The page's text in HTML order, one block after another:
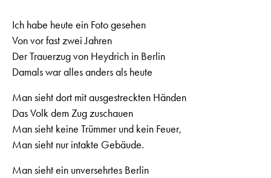
Ich habe heute ein Foto gesehen
Von vor fast zwei Jahren
Der Trauerzug von Heydrich in Berlin
Damals war alles anders als heute
Man sieht dort mit ausgestreckten Händen
Das Volk dem Zug zuschauen
Man sieht keine Trümmer und kein Feuer,
Man sieht nur intakte Gebäude.
Man sieht ein unversehrtes Berlin